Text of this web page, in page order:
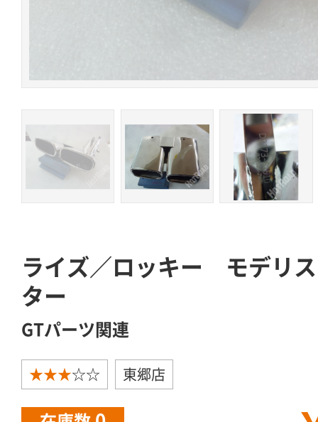
ライズ／ロッキー モデリ
ター
GTパーツ関連
★★★☆☆ 東郷店